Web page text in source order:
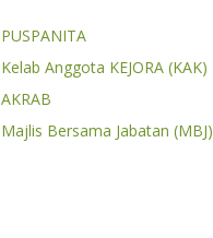
PUSPANITA
Kelab Anggota KEJORA (KAK)
AKRAB
Majlis Bersama Jabatan (MBJ)